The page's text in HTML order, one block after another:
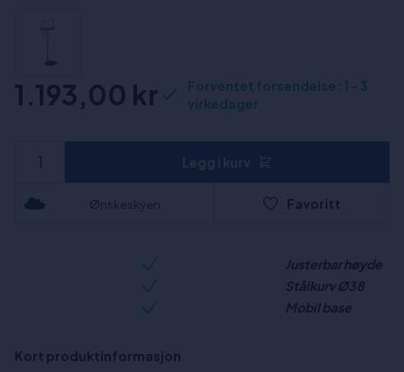
1.193,00 kr
Forventet forsendelse: 1 - 3
virkedager
Ønskeskyen Favoritt
Justerbar høyde
Stålkurv Ø38
Mobil base
Kort produktinformasjon